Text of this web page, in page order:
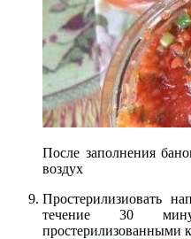
После заполнения
воздух
Простерилизиовать
течение 30
простерилизованными